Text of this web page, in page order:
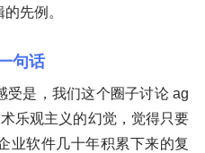
先例。
句话
受是，我们这个圈子讨论 ag
乐观主义的幻觉，觉得只要
业软件几十年积累下来的复